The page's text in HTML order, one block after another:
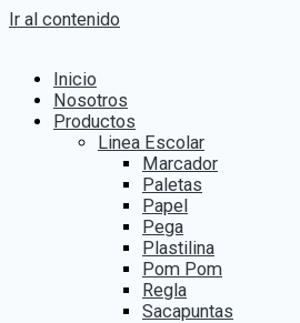
Ir al contenido
Inicio
Nosotros
Productos
Linea Escolar
Marcador
Paletas
Papel
Pega
Plastilina
Pom Pom
Regla
Sacapuntas